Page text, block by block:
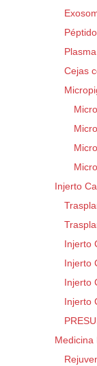
Cejas
Injerto
Injerto
Injerto
Injerto
Injerto
Medicina